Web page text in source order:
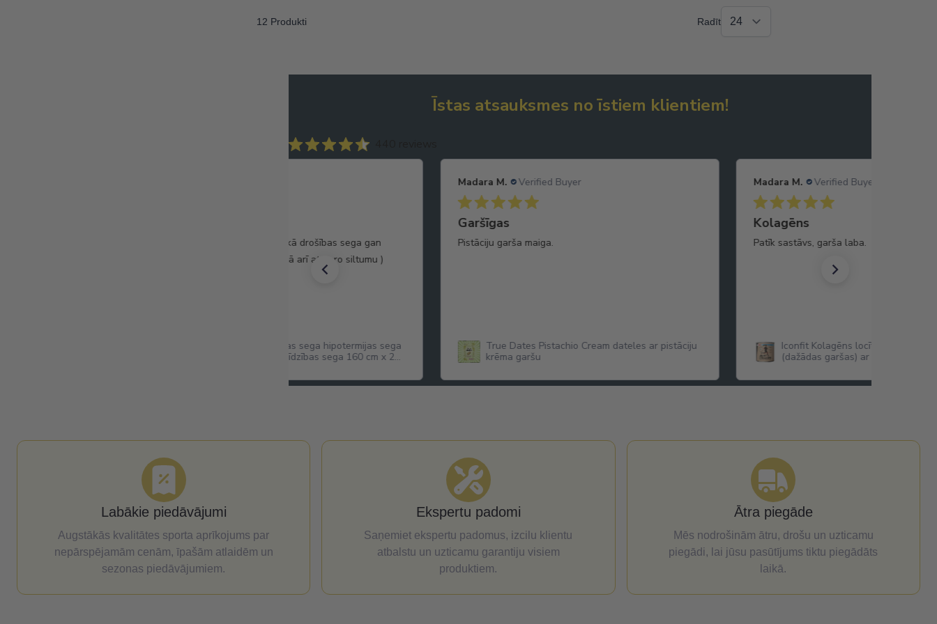
12 Produkti Radīt
Īstas atsauksmes no īstiem klientiem!
Ļoti liela izmēra. Noder gan kā drošības sega gan
citiem projektiem (karstā laikā arī atstaro siltumu )
Folija sega izdzīvošanas sega hipotermijas sega
termo sega pirmās palīdzības sega 160 cm x 210
Madara M. Verified Buyer
Garšīgas
Pistāciju garša maiga.
True Dates Pistachio Cream dateles ar pistāciju
krēma garšu
Madara M. Verified Buyer
Kolagēns
Patīk sastāvs, garša laba.
Iconfit Kolagēns locītavām Joint
(dažādas garšas) ar Glikozamīnu,
Labākie piedāvājumi
Augstākās kvalitātes sporta aprīkojums par
nepārspējamām cenām, īpašām atlaidēm un
sezonas piedāvājumiem.
Ekspertu padomi
Saņemiet ekspertu padomus, izcilu klientu
atbalstu un uzticamu garantiju visiem
produktiem.
Ātra piegāde
Mēs nodrošinām ātru, drošu un uzticamu
piegādi, lai jūsu pasūtījums tiktu piegādāts
laikā.